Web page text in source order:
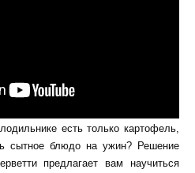
есть только картофель,
сытное блюдо на ужин? Решение
предлагает вам научиться